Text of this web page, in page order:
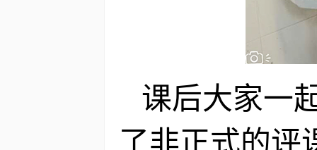
课后大家一
了非正式的评